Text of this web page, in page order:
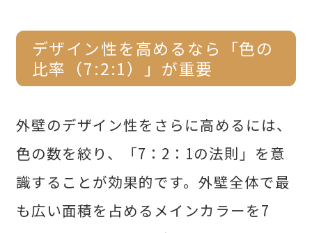
デザイン性を高めるなら「色の
比率（7:2:1）」が重要
外壁のデザイン性をさらに高めるには、
色の数を絞り、「7：2：1の法則」を意
識することが効果的です。外壁全体で最
も広い面積を占めるメインカラーを7